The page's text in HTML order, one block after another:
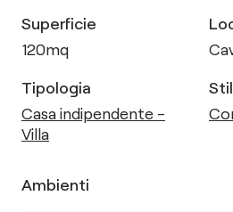
Superficie
120mq
Tipologia
Casa indipendente -
Villa
Ambienti